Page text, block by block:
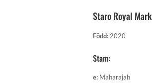
Staro Royal Mark
Född: 2020
Stam:
e: Maharajah